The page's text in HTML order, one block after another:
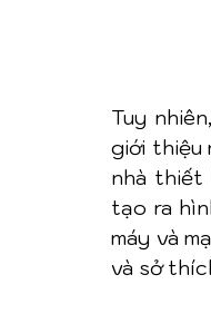
Tuy
giới thiệu
nhà thiết
tạo ra
máy và
và sở